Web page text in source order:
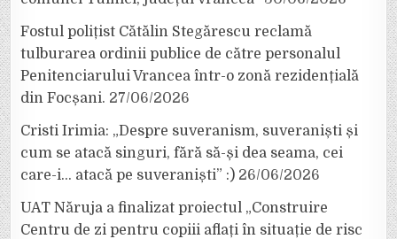
Fostul polițist Cătălin Stegărescu reclamă
tulburarea ordinii publice de către personalul
Penitenciarului Vrancea într-o zonă rezidențială
din Focșani. 27/06/2026
Cristi Irimia: „Despre suveranism, suveraniști și
cum se atacă singuri, fără să-și dea seama, cei
care-i… atacă pe suveraniști” :) 26/06/2026
UAT Năruja a finalizat proiectul „Construire
Centru de zi pentru copiii aflați în situație de risc